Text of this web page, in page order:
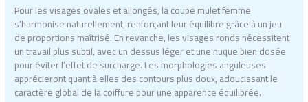
Pour les visages ovales et allongés, la coupe mulet femme
s’harmonise naturellement, renforçant leur équilibre grâce à un jeu
de proportions maîtrisé. En revanche, les visages ronds nécessitent
un travail plus subtil, avec un dessus léger et une nuque bien dosée
pour éviter l’effet de surcharge. Les morphologies anguleuses
apprécieront quant à elles des contours plus doux, adoucissant le
caractère global de la coiffure pour une apparence équilibrée.